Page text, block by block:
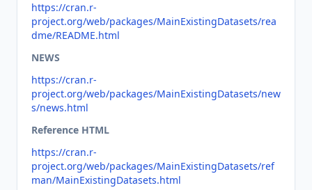
https://cran.r-
project.org/web/packages/MainExistingDatasets/rea
dme/README.html
NEWS
https://cran.r-
project.org/web/packages/MainExistingDatasets/new
s/news.html
Reference HTML
https://cran.r-
project.org/web/packages/MainExistingDatasets/ref
man/MainExistingDatasets.html